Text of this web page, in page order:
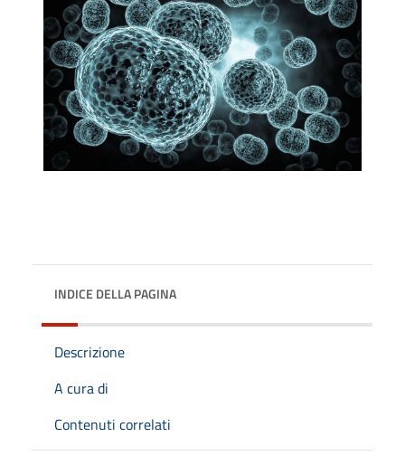
INDICE DELLA PAGINA
Descrizione
A cura di
Contenuti correlati